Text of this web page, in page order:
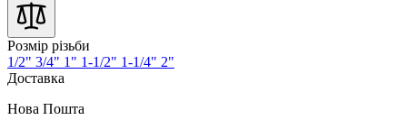
Розмір різьби
1/2" 3/4" 1" 1-1/2" 1-1/4" 2"
Доставка
Нова Пошта